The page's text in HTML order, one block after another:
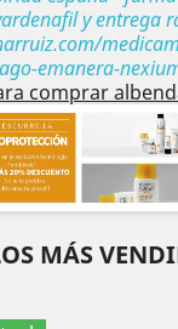
y entrega
emanera-
comprar
MÁS